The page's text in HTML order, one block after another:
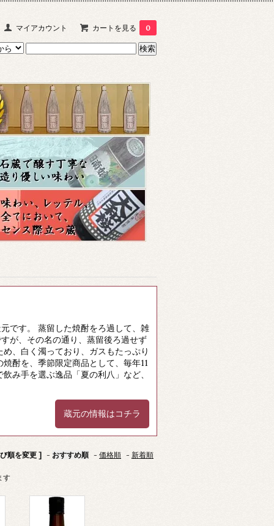
マイアカウント カートを見る 0
です。 蒸留した焼酎をろ過して、雑
が、その名の通り、蒸留後ろ過せず
、白く濁っており、ガスもたっぷり
酎を、季節限定商品として、毎年11
み手を選ぶ逸品「夏の利八」など、
蔵元の情報はコチラ
順を変更 ] - おすすめ順 - 価格順 - 新着順
す